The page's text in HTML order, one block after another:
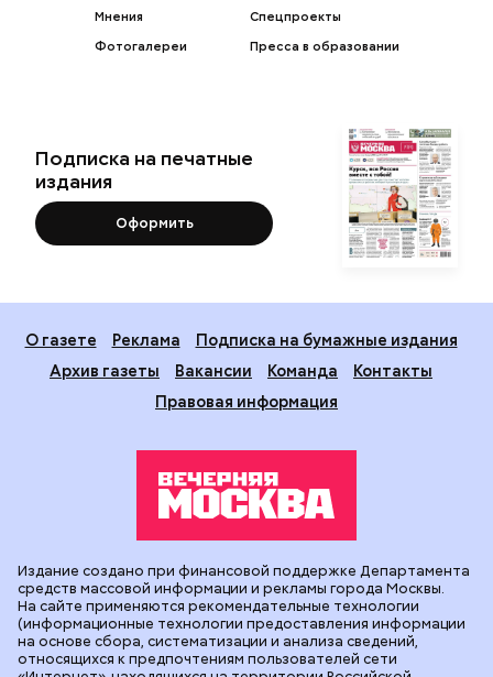
Мнения
Фотогалереи
Спецпроекты
Пресса в образовании
Подписка на печатные
издания
Оформить
О газете Реклама
Подписка на бумажные издания
Архив газеты
Вакансии Команда
Контакты
Правовая информация
Издание создано при финансовой поддержке Департамента
средств массовой информации и рекламы города Москвы.
На сайте применяются рекомендательные технологии
(информационные технологии предоставления информации
на основе сбора, систематизации и анализа сведений,
относящихся к предпочтениям пользователей сети